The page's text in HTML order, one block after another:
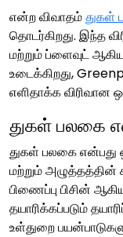
என்ற விவாதம்துகள்
தொடர்கிறது. இந்த
மற்றும் ப்ளைவுட்
உடைக்கிறது,
எளிதாக்க விரிவான
துகள் பலகை
துகள் பலகை என்பது
மற்றும் அழுத்தத்தின்
பிணைப்பு பிசின்
தயாரிக்கப்படும்
உள்துறை